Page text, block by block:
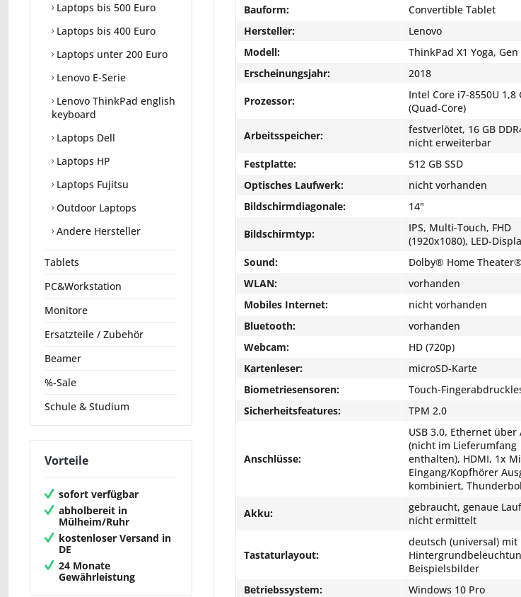
Laptops bis 500 Euro
Laptops bis 400 Euro
Laptops unter 200 Euro
Lenovo E-Serie
Lenovo ThinkPad english
keyboard
Laptops Dell
Laptops HP
Laptops Fujitsu
Outdoor Laptops
Andere Hersteller
Tablets
PC&Workstation
Monitore
Ersatzteile / Zubehör
Beamer
%-Sale
Schule & Studium
Vorteile
sofort verfügbar
abholbereit in
Mülheim/Ruhr
kostenloser Versand in
DE
24 Monate
Gewährleistung
Bauform:
Convertible Tablet
Hersteller:
Lenovo
Modell:
ThinkPad X1 Yoga, Gen
Erscheinungsjahr:
2018
Prozessor:
Intel Core i7-8550U 1,8
(Quad-Core)
Arbeitsspeicher:
festverlötet, 16 GB
nicht erweiterbar
Festplatte:
512 GB SSD
Optisches Laufwerk:
nicht vorhanden
Bildschirmdiagonale:
14"
Bildschirmtyp:
IPS, Multi-Touch, FHD
(1920x1080), LED-
Sound:
Dolby® Home
WLAN:
vorhanden
Mobiles Internet:
nicht vorhanden
Bluetooth:
vorhanden
Webcam:
HD (720p)
Kartenleser:
microSD-Karte
Biometriesensoren:
Touch-
Sicherheitsfeatures:
TPM 2.0
Anschlüsse:
USB 3.0, Ethernet über
(nicht im Lieferumfang
enthalten), HDMI, 1x
Eingang/Kopfhörer
kombiniert,
Akku:
gebraucht, genaue
nicht ermittelt
Tastaturlayout:
deutsch (universal) mit
Beispielsbilder
Betriebssystem:
Windows 10 Pro